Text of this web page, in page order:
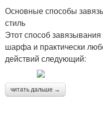
Основные способы
стиль
Этот способ
шарфа и практически
действий следующий:
читать дальше →